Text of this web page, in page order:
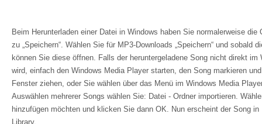
Beim Herunterladen einer Datei in Windows haben Sie normalerweise die
zu „Speichern“. Wählen Sie für MP3-Downloads „Speichern“ und sobald
können Sie diese öffnen. Falls der heruntergeladene Song nicht direkt
wird, einfach den Windows Media Player starten, den Song markieren
Fenster ziehen, oder Sie wählen über das Menü im Windows Media
Auswählen mehrerer Songs wählen Sie: Datei - Ordner importieren.
hinzufügen möchten und klicken Sie dann OK. Nun erscheint der Song
Library.